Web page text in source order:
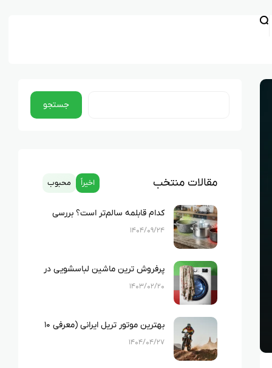
جستجو
مقالات منتخب اخیراً محبوب
کدام قابلمه سالم‌تر است؟ بررسی
کامل چدن، استیل، گرانیت و تفلون
۱۴۰۴/۰۹/۲۴
پرفروش ترین ماشین لباسشویی در
ایران
۱۴۰۳/۰۲/۲۰
بهترین موتور تریل ایرانی (معرفی ۱۰
نمونه بهترین تریل های ایرانی)
۱۴۰۴/۰۴/۲۷